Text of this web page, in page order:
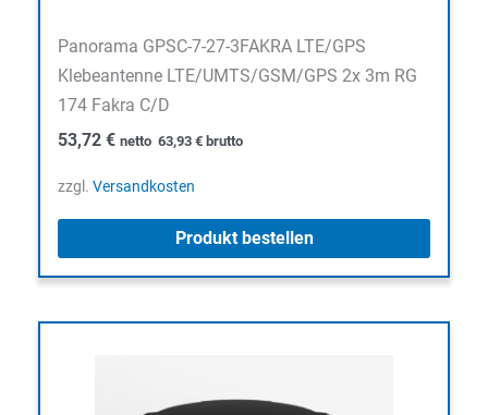
Panorama GPSC-7-27-3FAKRA LTE/GPS
Klebeantenne LTE/UMTS/GSM/GPS 2x 3m RG
174 Fakra C/D
53,72 € netto 63,93 € brutto
zzgl. Versandkosten
Produkt bestellen